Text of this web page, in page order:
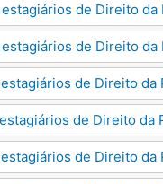
estagiários de Direito
de Direito
de Direito
de Direito
de Direito